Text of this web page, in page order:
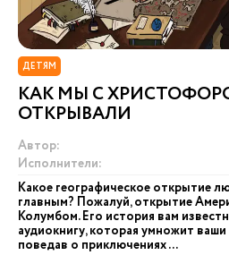
ДЕТЯМ
КАК МЫ С
ОТКРЫВАЛИ
Автор:
Исполнители:
Какое географическое открытие
главным? Пожалуй, открытие
Колумбом. Его история вам
аудиокнигу, которая умножит
поведав о приключениях ...